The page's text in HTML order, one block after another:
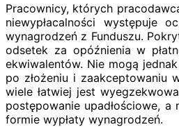
Pracownicy, których
niewypłacalności występuje
wynagrodzeń z Funduszu.
odsetek za opóźnienia w
ekwiwalentów. Nie mogą
po złożeniu i zaakceptowaniu
wiele łatwiej jest
postępowanie upadłościowe,
formie wypłaty wynagrodzeń.